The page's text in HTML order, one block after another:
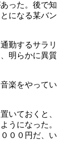
った。後で知
になる某バン
勤するサラリ
明らかに異質
楽をやってい
いておくと、
うになった。
００円だ、い